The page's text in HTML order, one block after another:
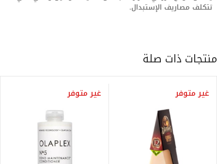
تتكلف مصاريف الإستبدال.
منتجات ذات صلة
غير متوفر غير متوفر